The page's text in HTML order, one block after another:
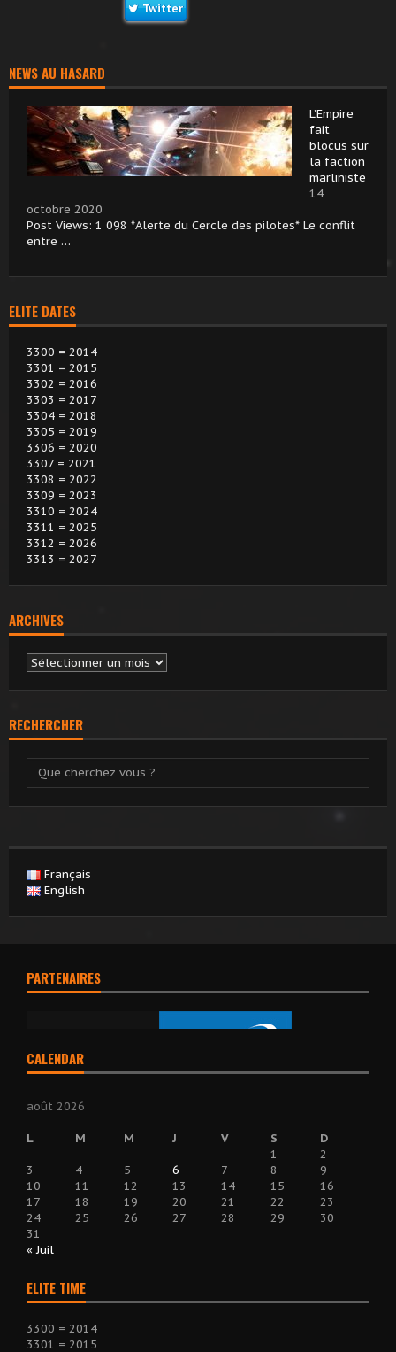
Twitter
NEWS AU HASARD
L’Empire
fait
blocus sur
la faction
marliniste
14
octobre 2020
Post Views: 1 098 *Alerte du Cercle des pilotes* Le conflit
entre …
ELITE DATES
3300 = 2014
3301 = 2015
3302 = 2016
3303 = 2017
3304 = 2018
3305 = 2019
3306 = 2020
3307 = 2021
3308 = 2022
3309 = 2023
3310 = 2024
3311 = 2025
3312 = 2026
3313 = 2027
ARCHIVES
Archives
RECHERCHER
Français
English
PARTENAIRES
CALENDAR
août 2026
L M M J V S
D
1
2
3
4 5 6 7 8
9
10
11 12 13 14 15
16
17
18 19 20 21 22
23
24
25 26 27 28 29
30
31
« Juil
ELITE TIME
3300 = 2014
3301 = 2015